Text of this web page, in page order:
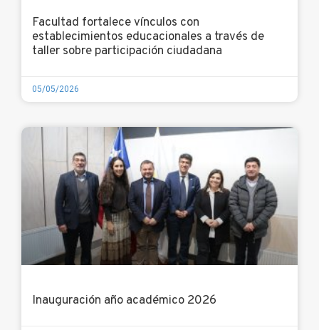
Facultad fortalece vínculos con
establecimientos educacionales a través de
taller sobre participación ciudadana
05/05/2026
Inauguración año académico 2026